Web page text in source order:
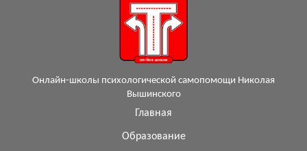
Онлайн-школы психологической самопомощи Николая
Вышинского
Главная
Образование